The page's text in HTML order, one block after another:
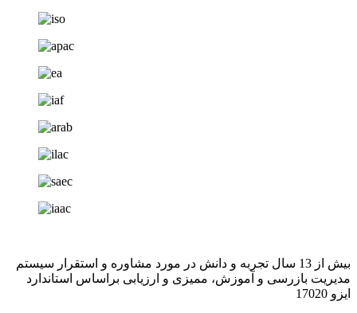
بیش از 13 سال تجربه و دانش در مورد مشاوره و استقرار سیستم
مدیریت بازرسی و آموزش، ممیزی و ارزیابی براساس استاندارد
ایزو 17020